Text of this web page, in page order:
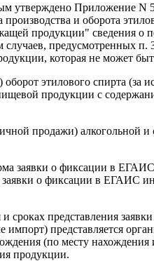
утверждено Приложение
и оборота
продукции" сведения о
предусмотренных п.
которая не может
этилового спирта (за
продукции с
продажи) алкогольной
заявки о фиксации в
заявки о фиксации в
сроках представления
представляется
(по месту
продукции.